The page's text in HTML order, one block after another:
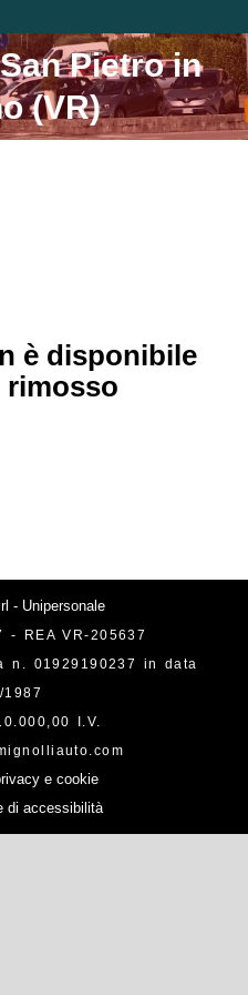
Pietro in
(VR)
qui:
è disponibile
rimosso
- Unipersonale
- REA VR-205637
n. 01929190237 in data
1987
I.V.
e cookie
di accessibilità